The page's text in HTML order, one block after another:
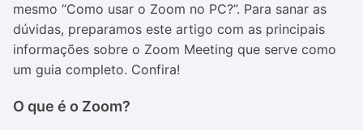
mesmo “Como usar o Zoom no PC?”. Para sanar as
dúvidas, preparamos este artigo com as principais
informações sobre o Zoom Meeting que serve como
um guia completo. Confira!
O que é o Zoom?